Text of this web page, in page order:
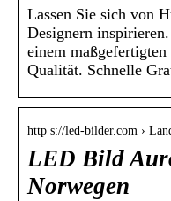
Lassen Sie sich von
Designern
einem
Qualität. Schnelle
http s://led-bilder.com ›
LED Bild
Norwegen